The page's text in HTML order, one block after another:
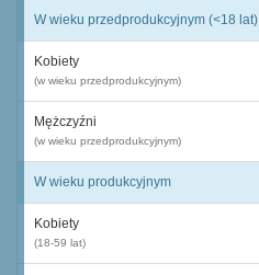
W wieku przedprodukcyjnym (<18 lat)
Kobiety
(w wieku przedprodukcyjnym)
Mężczyźni
(w wieku przedprodukcyjnym)
W wieku produkcyjnym
Kobiety
(18-59 lat)